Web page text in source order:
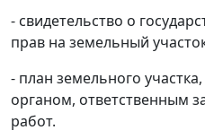
- свидетельство о
прав на земельный
- план земельного
органом, ответственным
работ.